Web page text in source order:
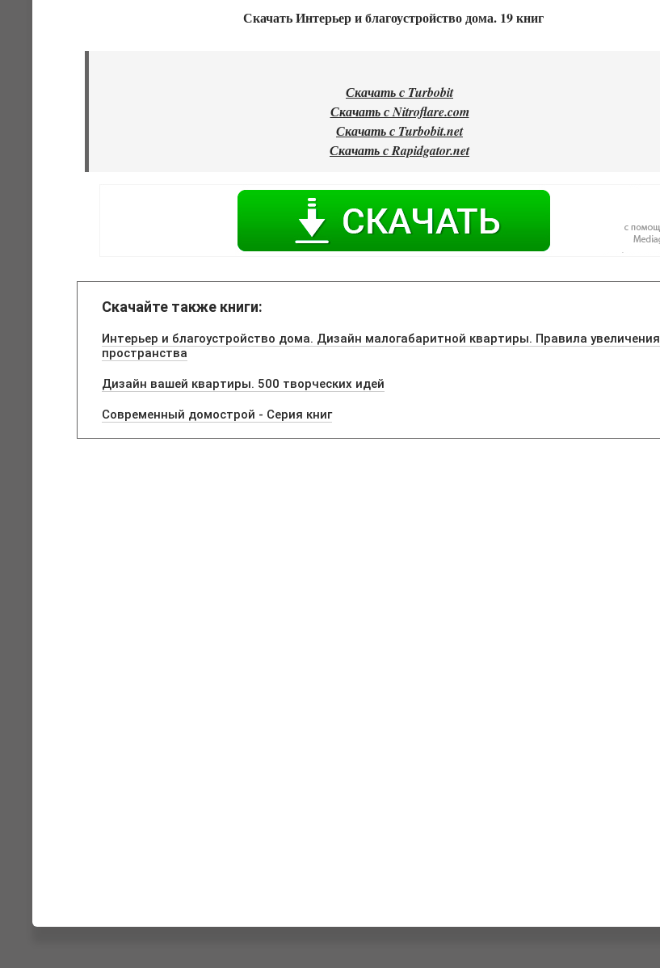
Скачать Интерьер и благоустройство дома. 19 книг
Скачать с Turbobit
Скачать с Nitroflare.com
Скачать с Turbobit.net
Скачать с Rapidgator.net
Скачайте также книги:
Интерьер и благоустройство дома. Дизайн малогабаритной квартиры. Правила увеличения
пространства
Дизайн вашей квартиры. 500 творческих идей
Современный домострой - Серия книг